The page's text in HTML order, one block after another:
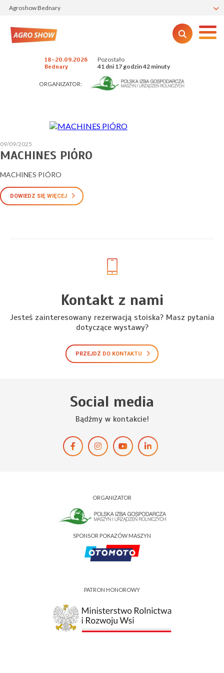
Agroshow Bednary
18-20.09.2026
Bednary
Pozostało
41 dni 17 godzin 42 minuty
ORGANIZATOR:
09/09/2025
MACHINES PIÓRO
MACHINES PIÓRO
DOWIEDZ SIĘ WIĘCEJ
Kontakt z nami
Jesteś zainteresowany rezerwacją stoiska? Masz pytania
dotyczące wystawy?
PRZEJDŹ DO KONTAKTU
Social media
Bądźmy w kontakcie!
ORGANIZATOR
SPONSOR POKAZÓW MASZYN
PATRON HONOROWY